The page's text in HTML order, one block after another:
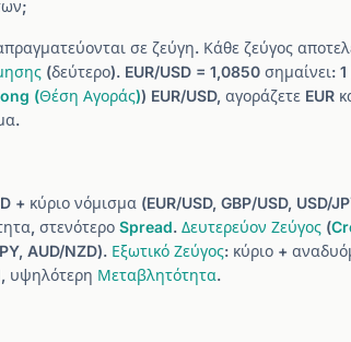
σε ζεύγη. Κάθε ζεύγος
(δεύτερο). EUR/USD = 1,0850 σημαίνει:
(Θέση Αγοράς)) EUR/USD, αγοράζετε EUR
+ κύριο νόμισμα (EUR/USD, GBP/USD, USD/
στενότερο Spread. Δευτερεύον Ζεύγος (
AUD/NZD). Εξωτικό Ζεύγος: κύριο +
υψηλότερη Μεταβλητότητα.